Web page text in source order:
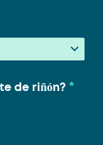
de riñón? *